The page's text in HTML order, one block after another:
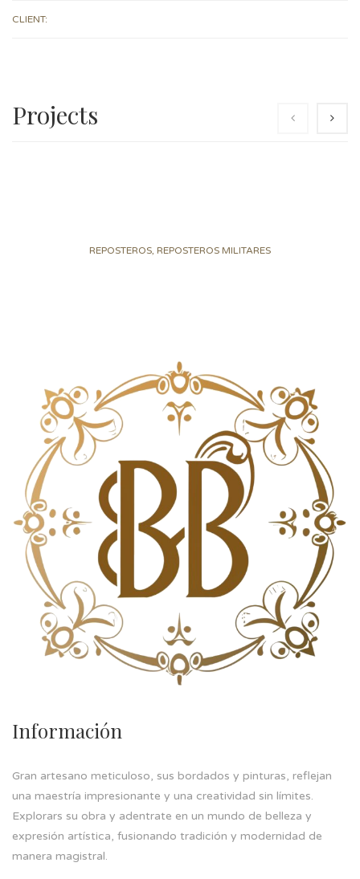
CLIENT:
Projects
REPOSTEROS, REPOSTEROS MILITARES
Información
Gran artesano meticuloso, sus bordados y pinturas, reflejan
una maestría impresionante y una creatividad sin límites.
Explorars su obra y adentrate en un mundo de belleza y
expresión artística, fusionando tradición y modernidad de
manera magistral.